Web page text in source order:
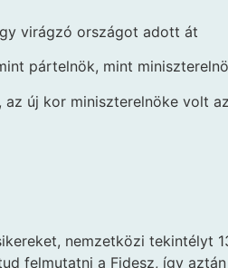
virágzó országot adott át
pártelnök, mint
új kor miniszterelnöke volt
nemzetközi tekintélyt
felmutatni a Fidesz, így